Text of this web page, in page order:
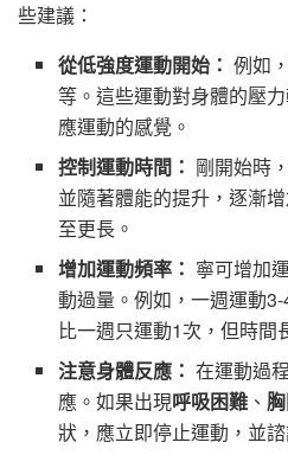
些建議：
從低強度運動開始： 例如
等。這些運動對身體的壓
應運動的感覺。
控制運動時間： 剛開始時
並隨著體能的提升，逐漸
至更長。
增加運動頻率： 寧可增加
動過量。例如，一週運動
比一週只運動1次，但時間
注意身體反應： 在運動過
應。如果出現呼吸困難 、
狀，應立即停止運動，並諮